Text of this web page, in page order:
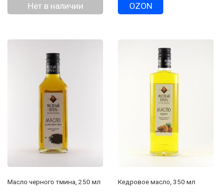
Нет в наличии OZON
Масло черного тмина, 250 мл Кедровое масло, 350 мл